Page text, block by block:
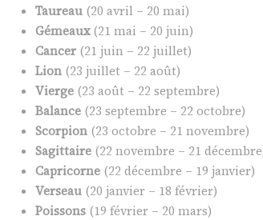
Taureau (20 avril – 20 mai)
Gémeaux(21 mai – 20 juin)
Cancer (21 juin – 22 juillet)
Lion (23 juillet – 22 août)
Vierge (23 août – 22 septembre)
Balance (23 septembre – 22 octobre)
Scorpion (23 octobre – 21 novembre)
Sagittaire (22 novembre – 21
Capricorne (22 décembre – 19 janvier)
Verseau (20 janvier – 18 février)
Poissons (19 février – 20 mars)